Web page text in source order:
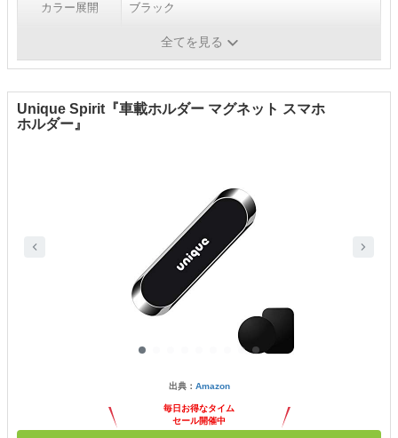
カラー展開 ブラック
マグネット式
全てを見る
Unique Spirit『車載ホルダー マグネット スマホ
ホルダー』
出典： Amazon
毎日お得なタイム
セール開催中